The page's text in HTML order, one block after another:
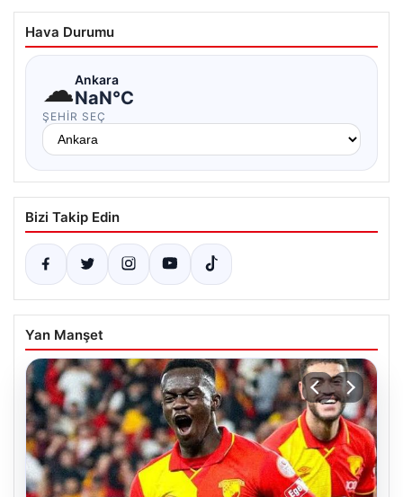
Hava Durumu
☁Ankara
NaN°C
ŞEHIR SEÇ
Bizi Takip Edin
Yan Manşet